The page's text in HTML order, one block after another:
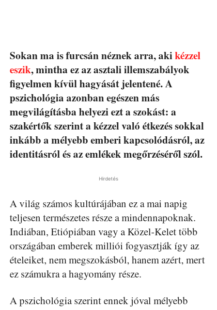
Sokan ma is furcsán néznek arra, akikézzel
eszik, mintha ez az asztali illemszabályok
figyelmen kívül hagyását jelentené. A
pszichológia azonban egészen más
megvilágításba helyezi ezt a szokást: a
szakértők szerint a kézzel való étkezés sokkal
inkább a mélyebb emberi kapcsolódásról, az
identitásról és az emlékek megőrzéséről szól.
Hirdetés
A világ számos kultúrájában ez a mai napig
teljesen természetes része a mindennapoknak.
Indiában, Etiópiában vagy a Közel-Kelet több
országában emberek milliói fogyasztják így az
ételeiket, nem megszokásból, hanem azért, mert
ez számukra a hagyomány része.
A pszichológia szerint ennek jóval mélyebb